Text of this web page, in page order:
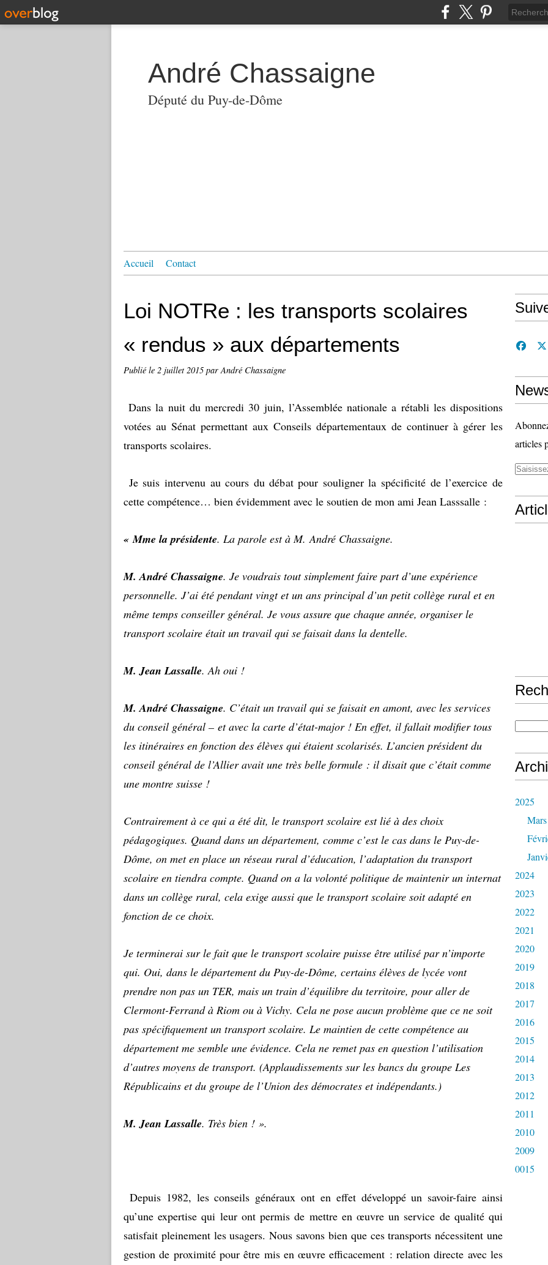
André Chassaigne
Député du Puy-de-Dôme
Accueil Contact
Loi NOTRe : les transports scolaires
« rendus » aux départements
Publié le 2 juillet 2015 par André Chassaigne
Dans la nuit du mercredi 30 juin, l’Assemblée nationale a rétabli les dispositions
votées au Sénat permettant aux Conseils départementaux de continuer à gérer les
transports scolaires.
Je suis intervenu au cours du débat pour souligner la spécificité de l’exercice de
cette compétence… bien évidemment avec le soutien de mon ami Jean Lasssalle :
«Mme la présidente. La parole est à M. André Chassaigne.
M. André Chassaigne. Je voudrais tout simplement faire part d’une expérience
personnelle. J’ai été pendant vingt et un ans principal d’un petit collège rural et en
même temps conseiller général. Je vous assure que chaque année, organiser le
transport scolaire était un travail qui se faisait dans la dentelle.
M. Jean Lassalle. Ah oui !
M. André Chassaigne. C’était un travail qui se faisait en amont, avec les services
du conseil général – et avec la carte d’état-major ! En effet, il fallait modifier tous
les itinéraires en fonction des élèves qui étaient scolarisés. L’ancien président du
conseil général de l’Allier avait une très belle formule : il disait que c’était comme
une montre suisse !
Contrairement à ce qui a été dit, le transport scolaire est lié à des choix
pédagogiques. Quand dans un département, comme c’est le cas dans le Puy-de-
Dôme, on met en place un réseau rural d’éducation, l’adaptation du transport
scolaire en tiendra compte. Quand on a la volonté politique de maintenir un internat
dans un collège rural, cela exige aussi que le transport scolaire soit adapté en
fonction de ce choix.
Je terminerai sur le fait que le transport scolaire puisse être utilisé par n’importe
qui. Oui, dans le département du Puy-de-Dôme, certains élèves de lycée vont
prendre non pas un TER, mais un train d’équilibre du territoire, pour aller de
Clermont-Ferrand à Riom ou à Vichy. Cela ne pose aucun problème que ce ne soit
pas spécifiquement un transport scolaire. Le maintien de cette compétence au
département me semble une évidence. Cela ne remet pas en question l’utilisation
d’autres moyens de transport. (Applaudissements sur les bancs du groupe Les
Républicains et du groupe de l’Union des démocrates et indépendants.)
M. Jean Lassalle. Très bien ! ».
Depuis 1982, les conseils généraux ont en effet développé un savoir-faire ainsi
qu’une expertise qui leur ont permis de mettre en œuvre un service de qualité qui
satisfait pleinement les usagers. Nous savons bien que ces transports nécessitent une
gestion de proximité pour être mis en œuvre efficacement : relation directe avec les
articles
2025
Mars
2024
2023
2022
2021
2020
2019
2018
2017
2016
2015
2014
2013
2012
2011
2010
2009
0015